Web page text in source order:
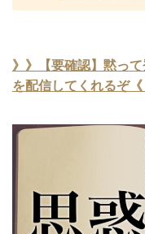
》》【要確認】黙っ
を配信してくれるぞ